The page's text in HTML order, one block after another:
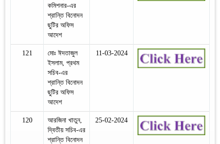
কমিশনার-এর
শ্রান্তি বিনোদন
ছুটির অফিস
আদেশ
121
মোঃ ঈদতাজুল
ইসলাম, প্রথম
সচিব-এর
শ্রান্তি বিনোদন
ছুটির অফিস
আদেশ
11-03-2024
120
আরজিনা খাতুন,
দ্বিতীয় সচিব-এর
শ্রান্তি বিনোদন
25-02-2024